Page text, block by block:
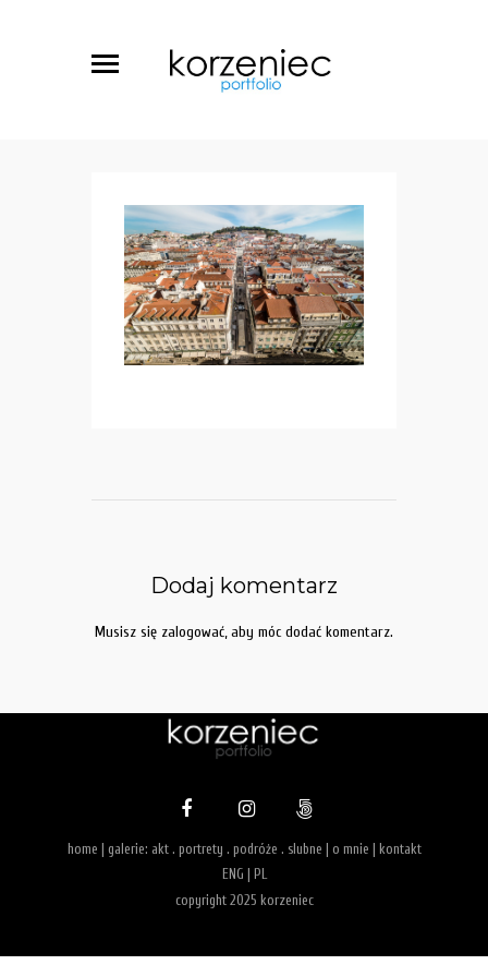
Dodaj komentarz
Musisz się zalogować, aby móc dodać komentarz.
home | galerie: akt. portrety . podróże . slubne o mnie
kontakt
ENG
PL
copyright 2025 korzeniec